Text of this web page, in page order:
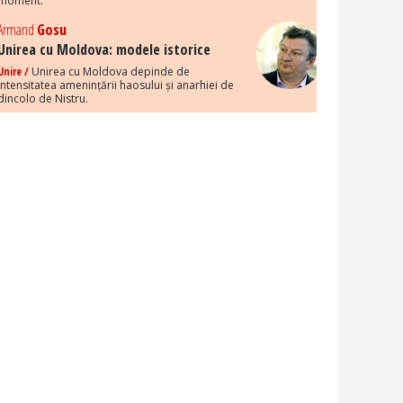
Gosu
cu Moldova: modele istorice
/ Unirea cu Moldova depinde de
amenințării haosului și anarhiei de
de Nistru.